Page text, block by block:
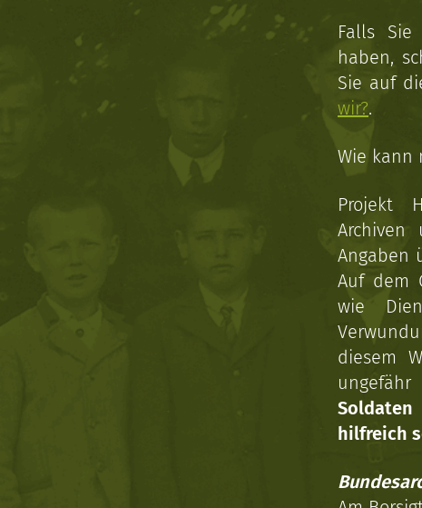
Falls
haben,
Sie auf
wir?.
Wie kann
Projekt
Archiven
Angaben
Auf dem
wie
diesem
hilfreich